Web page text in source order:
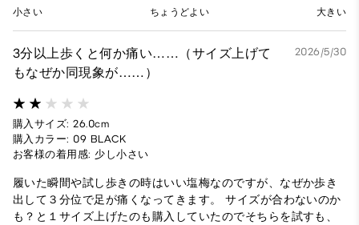
小さい ちょうどよい 大きい
3分以上歩くと何か痛い……（サイズ上げて
もなぜか同現象が……）
2026/5/30
購入サイズ: 26.0cm
購入カラー: 09 BLACK
お客様の着用感: 少し小さい
履いた瞬間や試し歩きの時はいい塩梅なのですが、なぜか歩き
出して３分位で足が痛くなってきます。 サイズが合わないのか
も？と１サイズ上げたのも購入していたのでそちらを試すも、